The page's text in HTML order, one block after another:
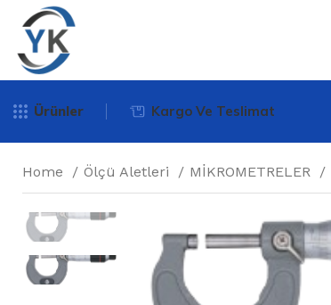
Ürünler Kargo Ve Teslimat
Home Ölçü Aletleri MİKROMETRELER